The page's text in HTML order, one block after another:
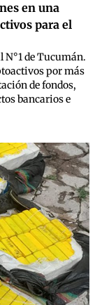
en una
para el
N°1 de Tucumán.
por más
de fondos,
bancarios e